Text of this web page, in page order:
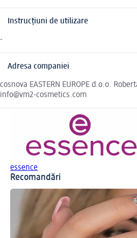
Instrucțiuni de utilizare
-
Adresa companiei
cosnova EASTERN EUROPE d.o.o.
info@vm2-cosmetics.com
essence
Recomandări